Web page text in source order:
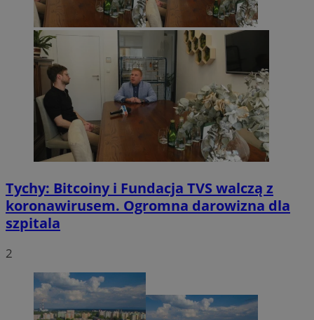
Tychy: Bitcoiny i Fundacja TVS walczą z
koronawirusem. Ogromna darowizna dla
szpitala
2